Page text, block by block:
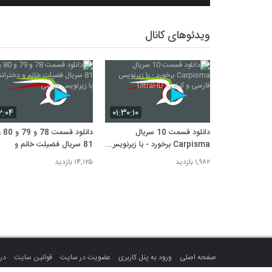
ویدئوهای کانال
۰۱:۳۰:۱۰
دانلود قسمت 10 سریال
Carpisma برخورد - با زیرنویس
فارسی و کیفیت UltraHD
۱,۹۸۲ بازدید
81 سریال فضیلت خانم و
دخترانش با زیرنویس فارسی
۱۴,۱۲۵ بازدید
صفحه اصلی ورود به پنل کاربری عضویت در سایت قوانین سایت